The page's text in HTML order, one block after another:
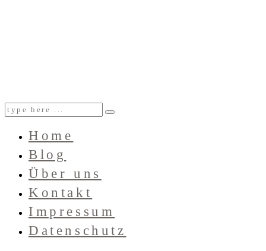
Home
Blog
Über uns
Kontakt
Impressum
Datenschutz